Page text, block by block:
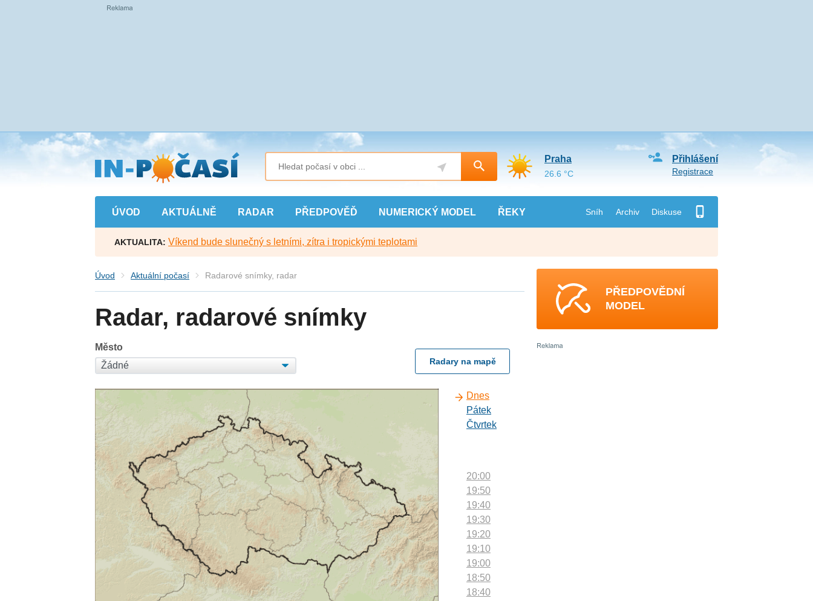
Přejít
na
hlavní
obsah
ÚVOD AKTUÁLNĚ RADAR PŘEDPOVĚĎ NUMERICKÝ MODEL ŘEKY Sníh Archiv Diskuse
Přihlášení
Registrace
Praha
26.6 °C
AKTUALITA: Víkend bude slunečný s letními, zítra i tropickými teplotami
Úvod Aktuální počasí Radarové snímky, radar
Radar, radarové snímky
Město
Radary na mapě
Dnes
Pátek
Čtvrtek
20:00
19:50
19:40
19:30
19:20
19:10
19:00
18:50
18:40
PŘEDPOVĚDNÍ
MODEL